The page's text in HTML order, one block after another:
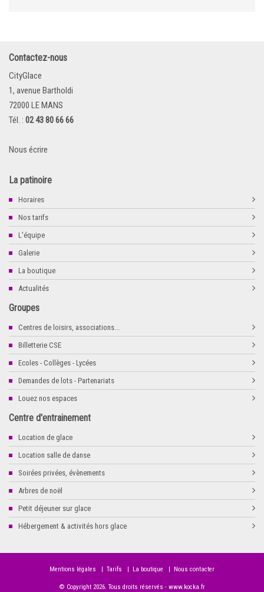
Contactez-nous
CityGlace
1, avenue Bartholdi
72000 LE MANS
Tél. : 02 43 80 66 66
Nous écrire
La patinoire
Horaires
Nos tarifs
L'équipe
Galerie
La boutique
Actualités
Groupes
Centres de loisirs, associations...
Billetterie CSE
Ecoles - Collèges - Lycées
Demandes de lots - Partenariats
Louez nos espaces
Centre d'entrainement
Location de glace
Location salle de danse
Soirées privées, évènements
Arbres de noël
Petit déjeuner sur glace
Hébergement & activités hors glace
Mentions légales Tarifs La boutique Nous contacter
© Copyright 2026. Tous droits réservés - www.kocka.fr